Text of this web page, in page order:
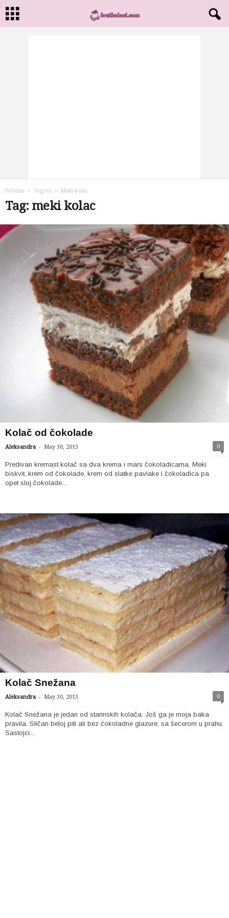
Početna Tagovi Meki kolac
Tag: meki kolac
Kolač od čokolade
Aleksandra - May 30, 2013 0
Predivan kremast kolač sa dva krema i mars čokoladicama. Meki
biskvit, krem od čokolade, krem od slatke pavlake i čokoladica pa
opet sloj čokolade....
Kolač Snežana
Aleksandra - May 30, 2013 0
Kolač Snežana je jedan od starinskih kolača. Još ga je moja baka
pravila. Sličan beloj piti ali bez čokoladne glazure, sa šećerom u prahu.
Sastojci...